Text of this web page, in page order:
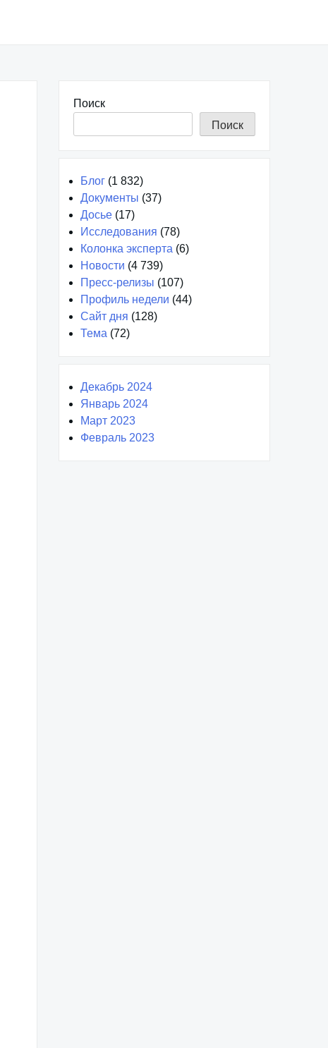
Поиск
Поиск
Блог (1 832)
Документы (37)
Досье (17)
Исследования (78)
Колонка эксперта (6)
Новости (4 739)
Пресс-релизы (107)
Профиль недели (44)
Сайт дня (128)
Тема (72)
Декабрь 2024
Январь 2024
Март 2023
Февраль 2023